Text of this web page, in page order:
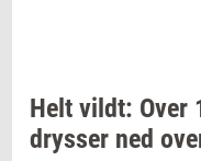
Helt vildt: Over
drys­ser ned